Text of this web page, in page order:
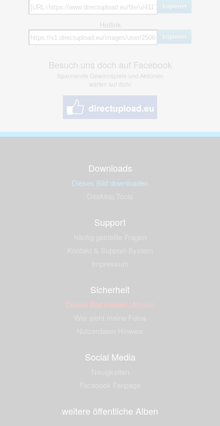
kopieren
Hotlink
kopieren
Besuch uns doch auf Facebook
Spannende Gewinnspiele und Aktionen
warten auf dich!
Downloads
Dieses Bild downloaden
Support
Sicherheit
Dieses Bild melden (Abuse)
Social Media
weitere öffentliche Alben